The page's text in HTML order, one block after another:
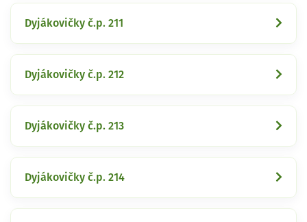
Dyjákovičky č.p. 211
Dyjákovičky č.p. 212
Dyjákovičky č.p. 213
Dyjákovičky č.p. 214